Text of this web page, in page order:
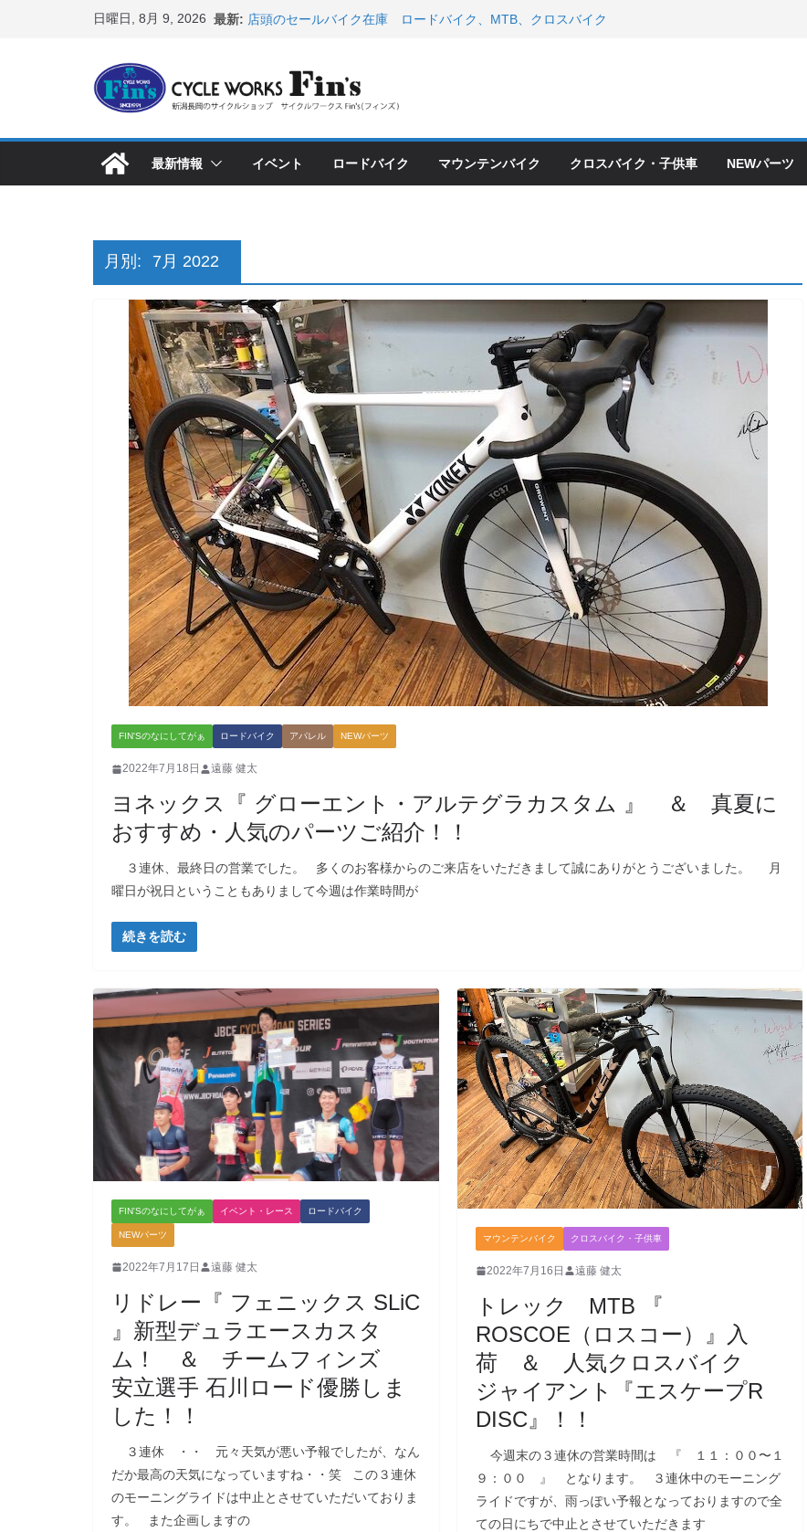
へ
キ
日曜日, 8月 9, 2026 最新: 店頭のセールバイク在庫 ロードバイク、MTB、クロスバイク
ス カスタム！と、２０２７年モデル スコット入荷。
8月1・2日 YOELEO試乗会とオフ会開催！！ ＆ LAZER 最高
峰ヘルメットが３０〜４０％OFF セール
など（２０２６・７・１７ 現在）
【 重要 】お支払いについて ＆ クロスバイクのカスタムと、
入荷してきました人気商品ピックアップ！
最新情報 イベント ロードバイク マウンテンバイク クロスバイク・子供車 NEWパーツ
月別: 7月 2022
FIN'Sのなにしてがぁ ロードバイク アパレル NEWパーツ
2022年7月18日 遠藤 健太
ヨネックス『 グローエント・アルテグラカスタム 』 ＆ 真夏に
おすすめ・人気のパーツご紹介！！
３連休、最終日の営業でした。 多くのお客様からのご来店をいただきまして誠にありがとうございました。 月
曜日が祝日ということもありまして今週は作業時間が
続きを読む
FIN'Sのなにしてがぁ イベント・レース ロードバイク
NEWパーツ
2022年7月17日 遠藤 健太
リドレー『 フェニックス SLiC
』新型デュラエースカスタ
ム！ ＆ チームフィンズ
安立選手 石川ロード優勝しま
した！！
３連休 ・・ 元々天気が悪い予報でしたが、なん
だか最高の天気になっていますね・・笑 この３連休
のモーニングライドは中止とさせていただいておりま
す。 また企画しますの
マウンテンバイク クロスバイク・子供車
2022年7月16日 遠藤 健太
トレック MTB 『
ROSCOE（ロスコー）』入
荷 ＆ 人気クロスバイク
ジャイアント『エスケープR
DISC』！！
今週末の３連休の営業時間は 『 １１：００〜１
９：００ 』 となります。 ３連休中のモーニング
ライドですが、雨っぽい予報となっておりますので全
ての日にちで中止とさせていただきます